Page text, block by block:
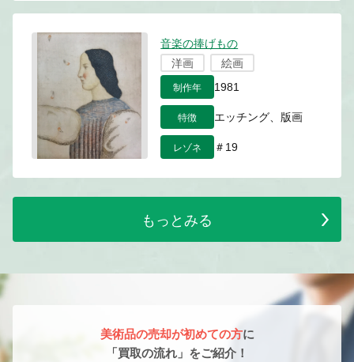
音楽の捧げもの
洋画
絵画
制作年 1981
特徴 エッチング、版画
レゾネ ＃19
もっとみる
美術品の売却が初めての方に
「買取の流れ」をご紹介！